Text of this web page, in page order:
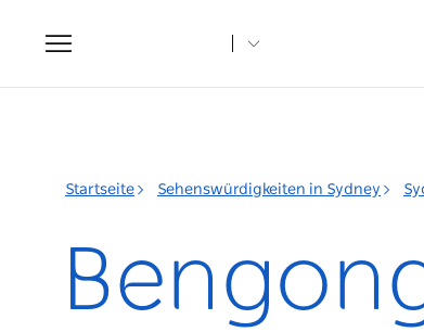
Toggle
navigation
Startseite Sehenswürdigkeiten in Sydney